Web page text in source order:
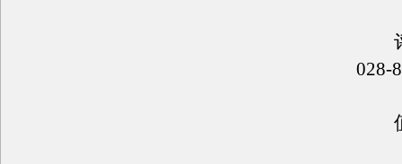
评
028-
值